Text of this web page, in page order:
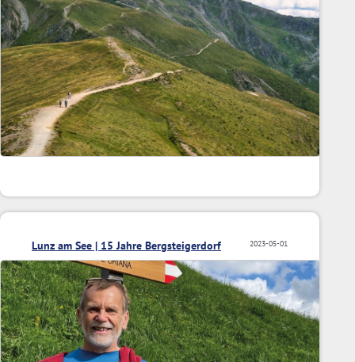
2023-05-01
Lunz am See | 15 Jahre Bergsteigerdorf